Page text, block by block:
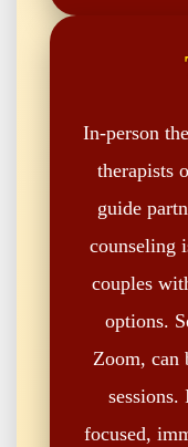
In-person
therapists
guide
counseling
couples
options.
Zoom, can
sessions.
focused,